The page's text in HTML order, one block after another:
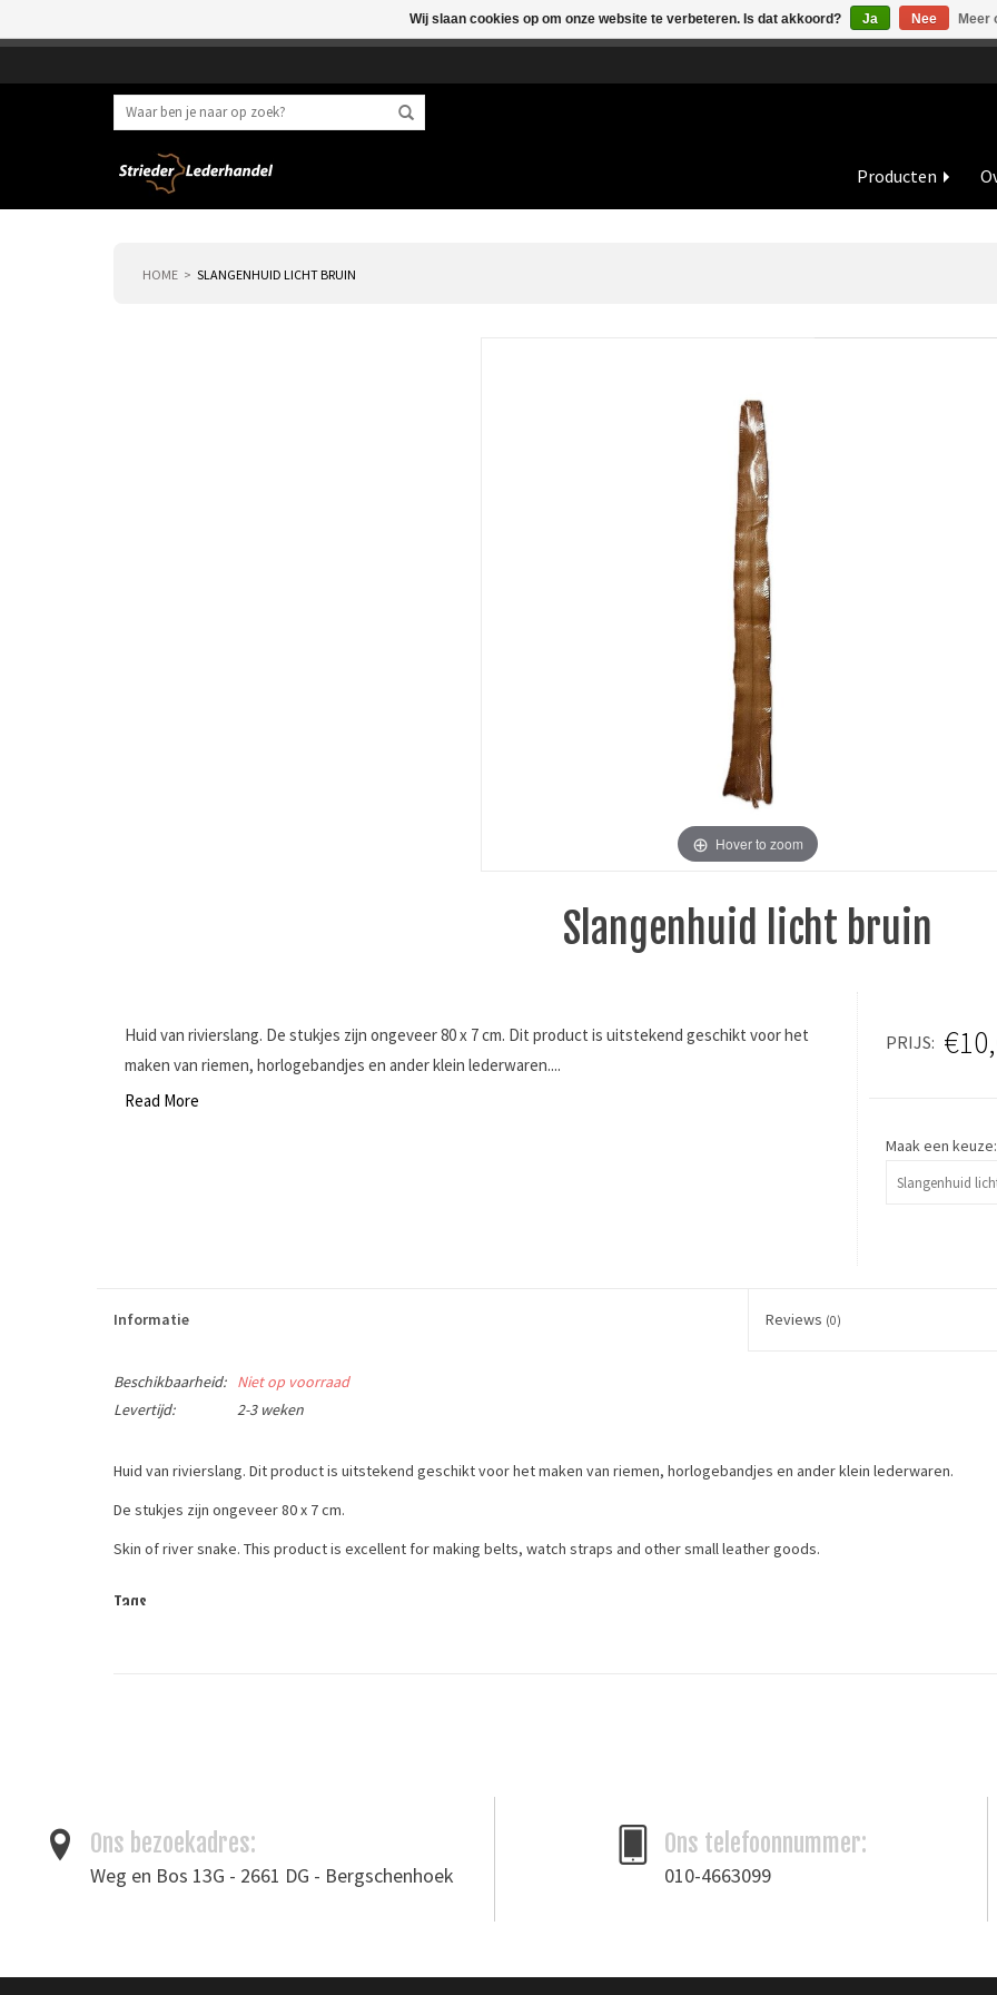
Producten
HOME SLANGENHUID LICHT BRUIN
Hover to zoom
Slangenhuid licht bruin
PRIJS
Maak een keuze:
Huid van rivierslang. De stukjes zijn ongeveer 80 x 7 cm. Dit product is uitstekend geschikt voor het
maken van riemen, horlogebandjes en ander klein lederwaren....
Read More
Informatie Reviews (0)
Beschikbaarheid:
Niet op voorraad
Levertijd:
2-3 weken
Huid van rivierslang. Dit product is uitstekend geschikt voor het maken van riemen, horlogebandjes en ander klein lederwaren.
De stukjes zijn ongeveer 80 x 7 cm.
Skin of river snake. This product is excellent for making belts, watch straps and other small leather goods.
Tags
Ons bezoekadres:
Weg en Bos 13G - 2661 DG - Bergschenhoek
Ons telefoonnummer:
010-4663099
Wij slaan cookies op om onze website te verbeteren. Is dat akkoord? Ja Nee Meer
Beste klant, I.v.m. de vakantieperiode zijn wij in juli en augustus op dinsdag en